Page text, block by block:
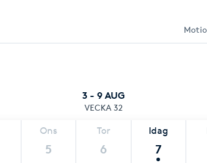
3 - 9 AUG
VECKA 32
Ons
5
Tor
6
Idag
7